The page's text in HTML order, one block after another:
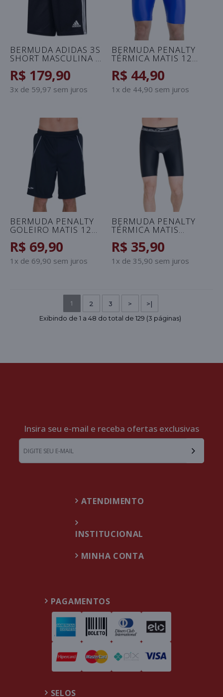
BERMUDA ADIDAS 3S
SHORT MASCULINA -
R$ 179,90
3x de 59,97 sem juros
BERMUDA PENALTY
TÉRMICA MATIS 12
R$ 44,90
1x de 44,90 sem juros
BERMUDA PENALTY
GOLEIRO MATIS 12
R$ 69,90
1x de 69,90 sem juros
BERMUDA PENALTY
TÉRMICA MATIS
R$ 35,90
1x de 35,90 sem juros
1 2 3 >
>|
Exibindo de 1 a 48 do total de 129 (3 páginas)
Insira seu e-mail e receba ofertas exclusivas
ATENDIMENTO
INSTITUCIONAL
MINHA CONTA
PAGAMENTOS
SELOS